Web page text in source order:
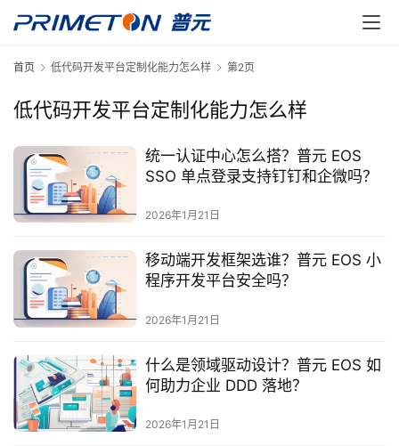
最
新
首页 低代码开发平台定制化能力怎么样 第2页
低代码开发平台定制化能力怎么样
统一认证中心怎么搭？普元 EOS
SSO 单点登录支持钉钉和企微吗？
2026年1月21日
移动端开发框架选谁？普元 EOS 小
程序开发平台安全吗？
2026年1月21日
什么是领域驱动设计？普元 EOS 如
何助力企业 DDD 落地？
2026年1月21日